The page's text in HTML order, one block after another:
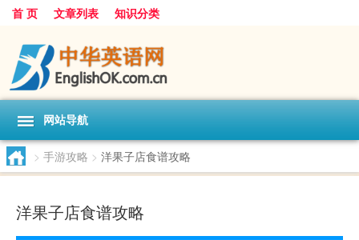
首 页 文章列表 知识分类
网站导航
> 手游攻略 > 洋果子店食谱攻略
洋果子店食谱攻略